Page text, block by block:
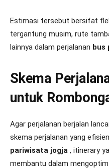
Estimasi tersebut bersifat
tergantung musim, rute
lainnya dalam perjalanan bus
Skema
untuk
Agar perjalanan berjalan
skema perjalanan yang
pariwisata jogja , itinerary
membantu dalam